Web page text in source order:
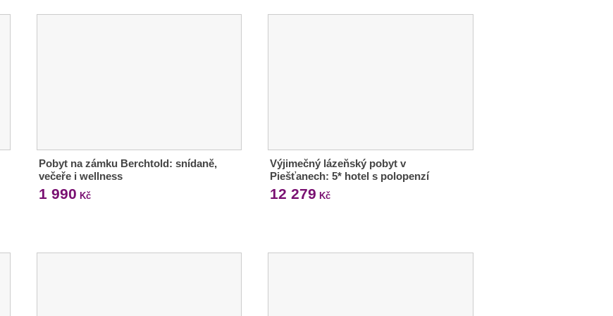
Pobyt na zámku Berchtold: snídaně,
večeře i wellness
1 990 Kč
Výjimečný lázeňský pobyt v
Piešťanech: 5* hotel s polopenzí
12 279 Kč